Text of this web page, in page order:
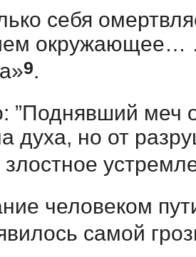
себя
9.
”Поднявший меч
духа, но от
злостное
человеком
самой